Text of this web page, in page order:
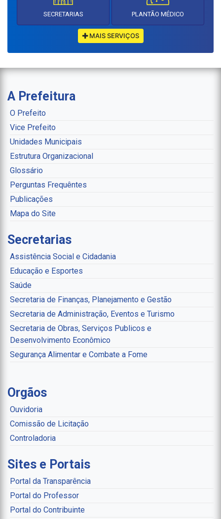
SECRETARIAS PLANTÃO MÉDICO
MAIS SERVIÇOS
A Prefeitura
O Prefeito
Vice Prefeito
Unidades Municipais
Estrutura Organizacional
Glossário
Perguntas Frequêntes
Publicações
Mapa do Site
Secretarias
Assistência Social e Cidadania
Educação e Esportes
Saúde
Secretaria de Finanças, Planejamento e Gestão
Secretaria de Administração, Eventos e Turismo
Secretaria de Obras, Serviços Publicos e
Desenvolvimento Econômico
Segurança Alimentar e Combate a Fome
Orgãos
Ouvidoria
Comissão de Licitação
Controladoria
Sites e Portais
Portal da Transparência
Portal do Professor
Portal do Contribuinte